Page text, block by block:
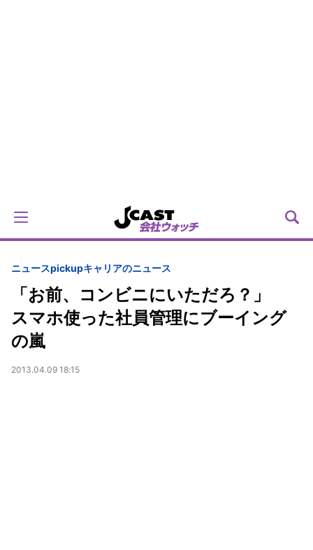
ニュースpickupキャリアのニュース
「お前、コンビニにいただろ？」
スマホ使った社員管理にブーイング
の嵐
2013.04.09 18:15